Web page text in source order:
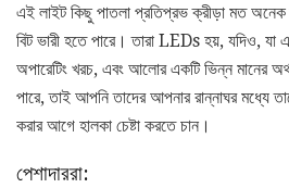
এই লাইট কিছু পাতলা প্রতিপ্রভ ক্রীড়া মত অনেক
বিট ভারী হতে পারে। তারা LEDs হয়, যদিও, যা
অপারেটিং খরচ, এবং আলোর একটি ভিন্ন মানের
পারে, তাই আপনি তাদের আপনার রান্নাঘর মধ্যে
করার আগে হালকা চেষ্টা করতে চান।
পেশাদাররা: